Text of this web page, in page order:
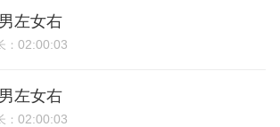
左女右
： 02:00:03
左女右
： 02:00:03